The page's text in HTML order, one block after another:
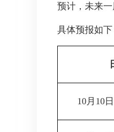
预计，未来
具体预报如下
10月10日